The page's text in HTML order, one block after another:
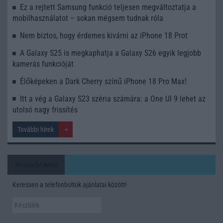
Ez a rejtett Samsung funkció teljesen megváltoztatja a
mobilhasználatot – sokan mégsem tudnak róla
Nem biztos, hogy érdemes kivárni az iPhone 18 Prot
A Galaxy S25 is megkaphatja a Galaxy S26 egyik legjobb
kamerás funkcióját
Élőképeken a Dark Cherry színű iPhone 18 Pro Max!
Itt a vég a Galaxy S23 széria számára: a One UI 9 lehet az
utolsó nagy frissítés
További hírek
Keressen a telefonboltok ajánlatai között!